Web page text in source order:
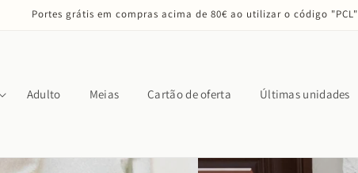
Portes grátis em compras acima de 80€ ao utilizar o código "PCL"
Adulto Meias Cartão de oferta Últimas unidades